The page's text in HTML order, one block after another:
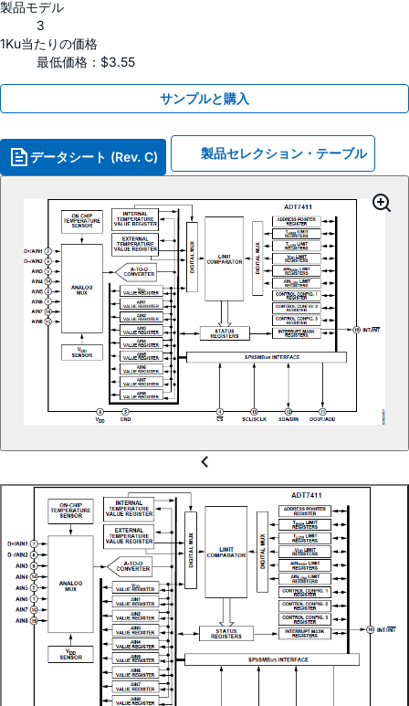
製品モデル
3
1Ku当たりの価格
最低価格：$3.55
サンプルと購入
データシート (Rev. C) 製品セレクション・テーブル